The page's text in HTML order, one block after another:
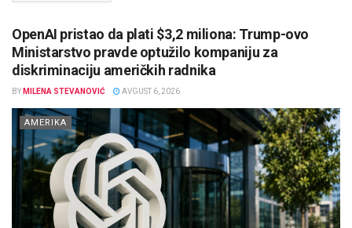
OpenAI pristao da plati $3,2 miliona: Trump-ovo
Ministarstvo pravde optužilo kompaniju za
diskriminaciju američkih radnika
BY MILENA STEVANOVIĆ AVGUST 6, 2026
AMERIKA